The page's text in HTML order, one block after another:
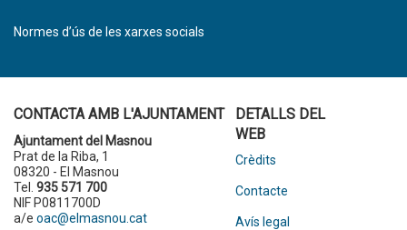
Normes d’ús de les xarxes socials
CONTACTA AMB L'AJUNTAMENT
Ajuntament del Masnou
Prat de la Riba, 1
08320 - El Masnou
Tel. 935 571 700
NIF P0811700D
a/e oac@elmasnou.cat
DETALLS DEL
WEB
Crèdits
Contacte
Avís legal